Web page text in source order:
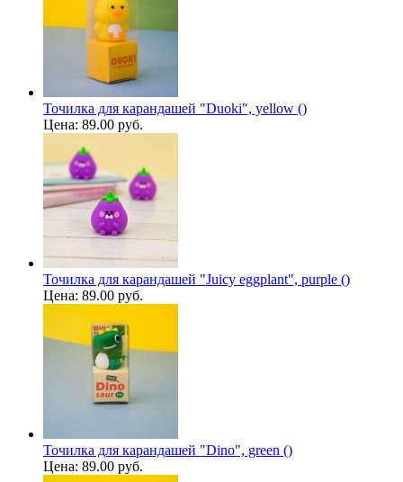
Точилка для карандашей "Duoki", yellow ()
Цена: 89.00 руб.
Точилка для карандашей "Juicy eggplant", purple ()
Цена: 89.00 руб.
Точилка для карандашей "Dino", green ()
Цена: 89.00 руб.